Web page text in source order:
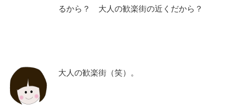
るから？ 大人の歓楽街の近くだから？
大人の歓楽街（笑）。